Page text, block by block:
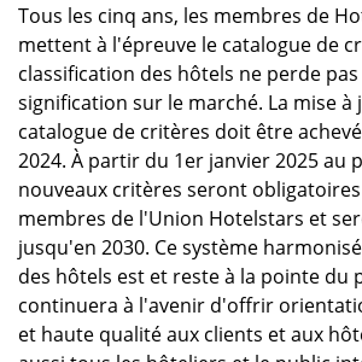
Tous les cinq ans, les membres de
mettent à l'épreuve le catalogue de
classification des hôtels ne perde
signification sur le marché. La mise à
catalogue de critères doit être
2024. À partir du 1er janvier 2025 au
nouveaux critères seront
membres de l'Union Hotelstars et
jusqu'en 2030. Ce système
des hôtels est et reste à la pointe du
continuera à l'avenir d'offrir
et haute qualité aux clients et aux